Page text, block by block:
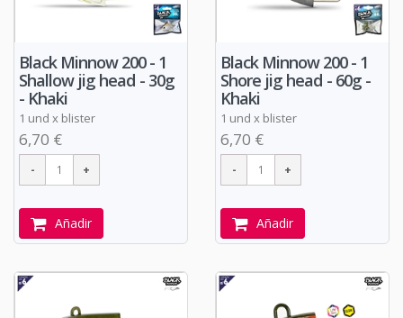
Black Minnow 200 - 1
Shallow jig head - 30g
- Khaki
1 und x blister
6,70 €
Añadir
Black Minnow 200 - 1
Shore jig head - 60g -
Khaki
1 und x blister
6,70 €
Añadir